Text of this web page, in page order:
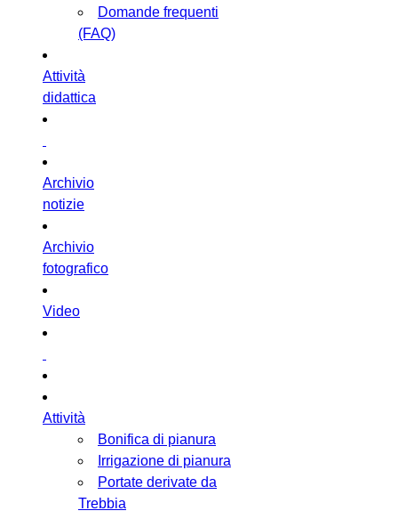
Domande frequenti
(FAQ)
Attività
didattica
Archivio
notizie
Archivio
fotografico
Video
Attività
Bonifica di pianura
Irrigazione di pianura
Portate derivate da
Trebbia